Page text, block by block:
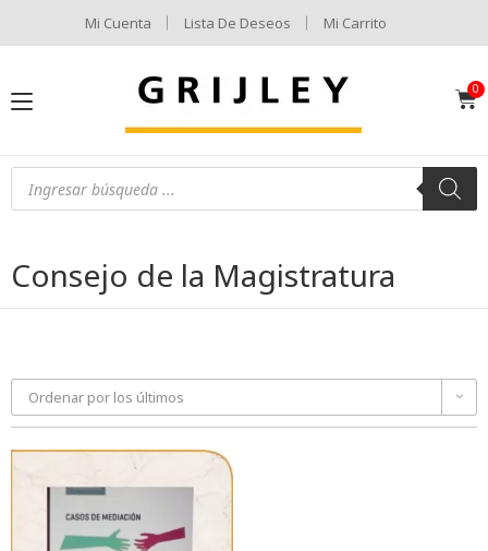
Mi Cuenta Lista De Deseos Mi Carrito
Consejo de la Magistratura
Ordenar por los últimos